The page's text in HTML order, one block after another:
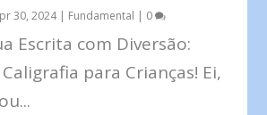
30, 2024| Fundamental | 0
Escrita com Diversão:
para Crianças! Ei,